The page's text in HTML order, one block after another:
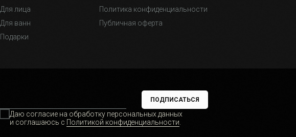
Для ванн
Для лица
Политика конфиденциальности
Публичная оферта
Подарки
Даю согласие на обработку персональных данных
и соглашаюсь с Политикой конфиденциальности
ПОДПИСАТЬСЯ